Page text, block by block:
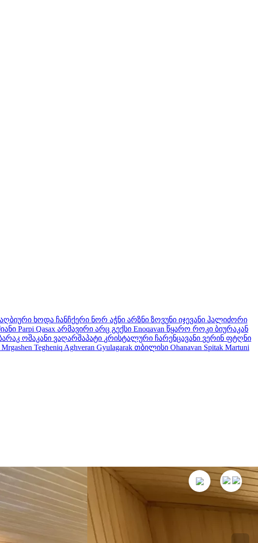
ხოდა ჩანჩქერი ნორ აჭნი არზნი ზოვუნი იჯევანი ჰალიძორი
Parpi Qasax არმავირი არც გექსი Enoqavan წყარო როკი ბიურაკან
ოშაკანი ვაღარშაპატი კრისტალური ჩარენცავანი ვერინ ფტღნი
Mrgashen Tegheniq Aghveran Gyulagarak თბილისი Ohanavan Spitak Martuni